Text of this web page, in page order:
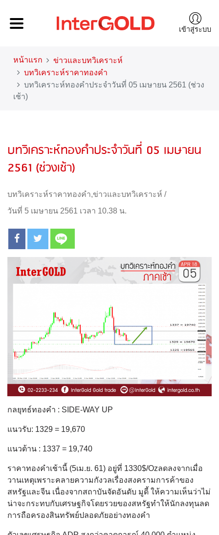
เข้าสู่ระบบ
หน้าแรก
ข่าวและบทวิเคราะห์
บทวิเคราะห์ราคาทองคำ
บทวิเคราะห์ทองคำประจำวันที่ 05 เมษายน 2561 (ช่วง
เช้า)
บทวิเคราะห์ทองคำประจำวันที่ 05 เมษายน
2561 (ช่วงเช้า)
บทวิเคราะห์ราคาทองคำ,ข่าวและบทวิเคราะห์ /
วันที่ 5 เมษายน 2561 เวลา 10.38 น.
กลยุทธ์ทองคำ : SIDE-WAY UP
แนวรับ: 1329 = 19,670
แนวต้าน : 1337 = 19,740
ราคาทองคำเช้านี้ (5เม.ย. 61) อยู่ที่ 1330$/Ozลดลงจากเมื่อ
วานเหตุเพราะคลายความกังวลเรื่องสงครามการค้าของ
สหรัฐและจีน เนื่องจากสถาบันจัดอันดับ มูดี้ ให้ความเห็นว่าไม่
น่าจะกระทบกับเศรษฐกิจโดยรวยของสหรัฐทำให้นักลงทุนลด
การถือครองสินทรัพย์ปลอดภัยอย่างทองคำ